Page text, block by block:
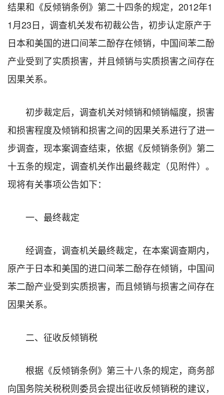
结果和《反倾销条例》第二十四条的规定，2012年1
1月23日，调查机关发布初裁公告，初步认定原产于
日本和美国的进口间苯二酚存在倾销，中国间苯二酚
产业受到了实质损害，并且倾销与实质损害之间存在
因果关系。
初步裁定后，调查机关对倾销和倾销幅度，损害
和损害程度及倾销和损害之间的因果关系进行了进一
步调查，现本案调查结束，依据《反倾销条例》第二
十五条的规定，调查机关作出最终裁定（见附件）。
现将有关事项公告如下：
一、最终裁定
经调查，调查机关最终裁定，在本案调查期内，
原产于日本和美国的进口间苯二酚存在倾销，中国间
苯二酚产业受到实质损害，而且倾销与损害之间存在
因果关系。
二、征收反倾销税
根据《反倾销条例》第三十八条的规定，商务部
向国务院关税税则委员会提出征收反倾销税的建议，